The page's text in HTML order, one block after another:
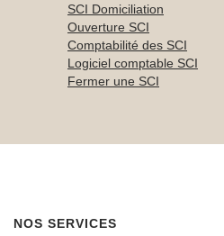
SCI Domiciliation
Ouverture SCI
Comptabilité des SCI
Logiciel comptable SCI
Fermer une SCI
NOS SERVICES